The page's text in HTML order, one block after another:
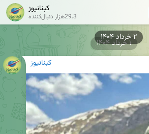
کبنانیوز
29.3هزار دنبال‌کننده
کبنانیوز
۱ خرداد ۱۴۰۴